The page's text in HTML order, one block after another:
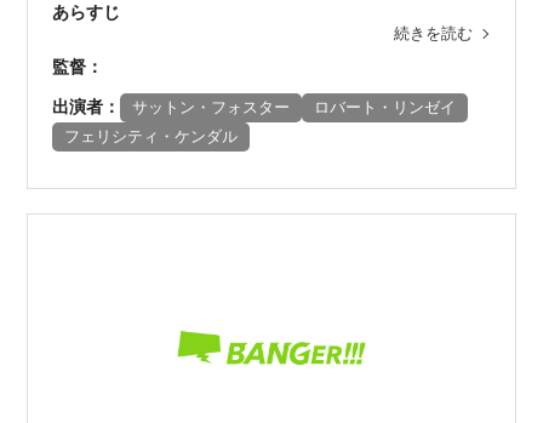
あらすじ
続きを読む
監督：
出演者： サットン・フォスター
ロバート・リンゼイ
フェリシティ・ケンダル